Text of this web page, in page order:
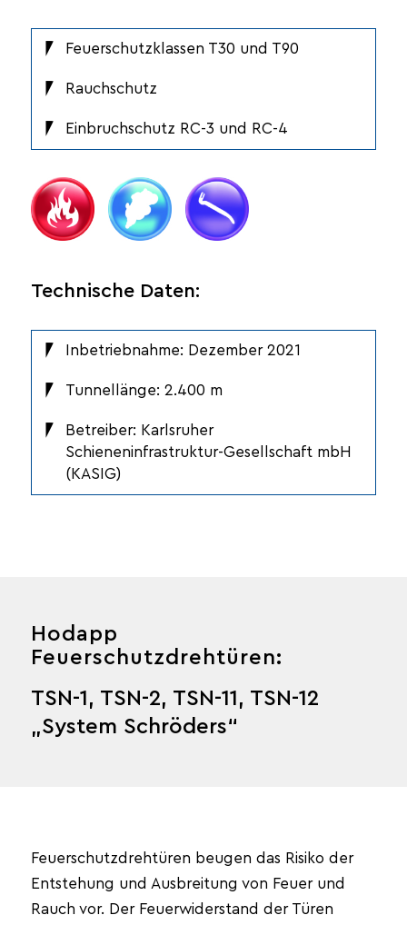
Feuerschutzklassen T30 und T90
Rauchschutz
Einbruchschutz RC-3 und RC-4
Technische Daten:
Inbetriebnahme: Dezember 2021
Tunnellänge: 2.400 m
Betreiber: Karlsruher
Schieneninfrastruktur-Gesellschaft mbH
(KASIG)
Hodapp
Feuerschutzdrehtüren:
TSN-1, TSN-2, TSN-11, TSN-12
„System Schröders“
Feuerschutzdrehtüren beugen das Risiko der
Entstehung und Ausbreitung von Feuer und
Rauch vor. Der Feuerwiderstand der Türen